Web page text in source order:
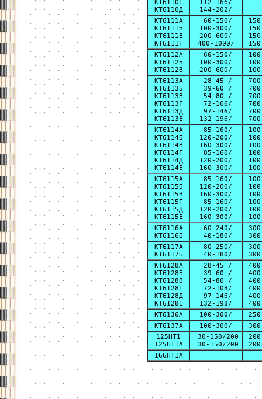
КТ6110Г
КТ6110Д
112-166/
144-202/
КТ6111А
КТ6111Б
КТ6111В
КТ6111Г
60-150/
100-300/
200-600/
400-1000/
150
150
150
150
КТ6112А
КТ6112Б
КТ6112В
60-150/
100-300/
200-600/
100
100
100
КТ6113А
КТ6113Б
КТ6113В
КТ6113Г
КТ6113Д
КТ6113Е
28-45 /
39-60 /
54-80 /
72-106/
97-146/
132-196/
700
700
700
700
700
700
КТ6114А
КТ6114Б
КТ6114В
КТ6114Г
КТ6114Д
КТ6114Е
85-160/
120-200/
160-300/
85-160/
120-200/
160-300/
100
100
100
100
100
100
КТ6115А
КТ6115Б
КТ6115В
КТ6115Г
КТ6115Д
КТ6115Е
85-160/
120-200/
160-300/
85-160/
120-200/
160-300/
100
100
100
100
100
100
КТ6116А
КТ6116Б
60-240/
40-180/
300
300
КТ6117А
КТ6117Б
80-250/
40-180/
300
300
КТ6128А
КТ6128Б
КТ6128В
КТ6128Г
КТ6128Д
КТ6128Е
28-45 /
39-60 /
54-80 /
72-108/
97-146/
132-198/
400
400
400
400
400
400
КТ6136А
100-300/
250
КТ6137А
100-300/
300
125НТ1
125НТ1А
30-150/200
30-150/200
200
200
166НТ1А